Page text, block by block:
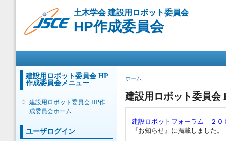
移
動
土木学会 建設用ロボット委員会
HP作成委員会
建設用ロボット委員会 HP
作成委員会メニュー
建設用ロボット委員会 HP作
成委員会ホーム
ユーザログイン
現在地
ホーム
建設用ロボット委員会
建設ロボットフォーラム ２０
『お知らせ』に掲載しました